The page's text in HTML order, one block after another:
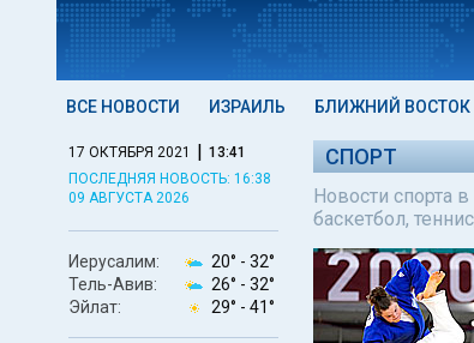
ВСЕ НОВОСТИ ИЗРАИЛЬ БЛИЖНИЙ ВОСТОК
17 ОКТЯБРЯ 2021 | 13:41
ПОСЛЕДНЯЯ НОВОСТЬ: 16:38
09 АВГУСТА 2026
Иерусалим: 20° - 32°
Тель-Авив:
26° - 32°
Эйлат:
29° - 41°
СПОРТ
Новости спорта
баскетбол,